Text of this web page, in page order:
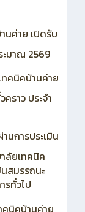
นค่าย เปิดรับ
ะมาณ 2569
ทคนิคบ้านค่าย
ราว ประจำ
นการประเมิน
ลัยเทคนิค
สมรรถนะ
รทั่วไป
คนิคบ้านค่าย